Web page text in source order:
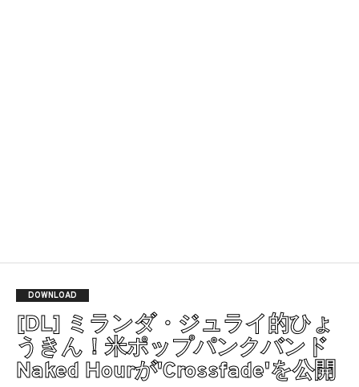
DOWNLOAD
[DL] ミランダ・ジュライ的ひょ
うきん！米ポップパンクバンド
Naked Hourが'Crossfade'を公開